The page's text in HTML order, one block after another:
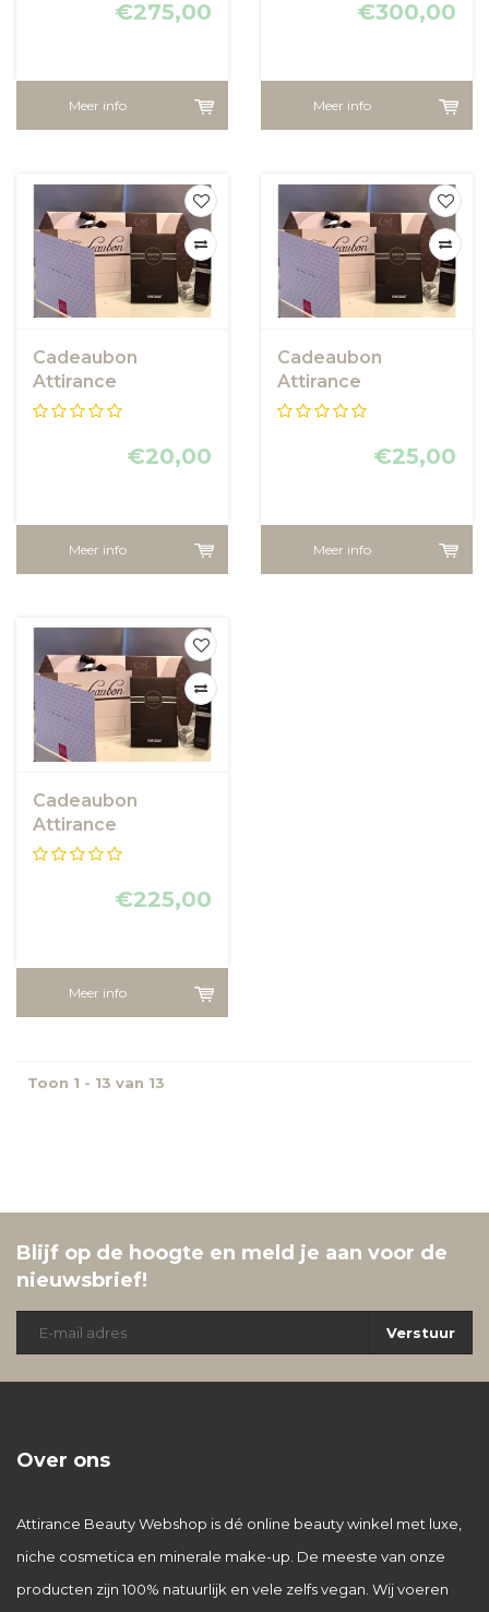
€275,00
Meer info
€300,00
Meer info
Cadeaubon
Attirance
€20,00
Meer info
Cadeaubon
Attirance
€25,00
Meer info
Cadeaubon
Attirance
€225,00
Meer info
Toon 1 - 13 van 13
Blijf op de hoogte en meld je aan voor de
nieuwsbrief!
Verstuur
Over ons
Attirance Beauty Webshop is dé online beauty winkel met luxe,
niche cosmetica en minerale make-up. De meeste van onze
producten zijn 100% natuurlijk en vele zelfs vegan. Wij voeren